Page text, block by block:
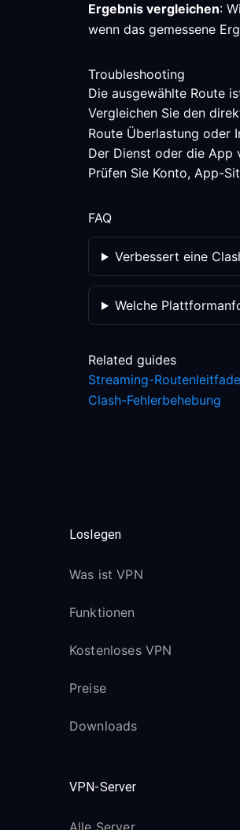
Ergebnis vergleichen:
wenn das gemessene
Troubleshooting
Die ausgewählte Route
Vergleichen Sie den
Route Überlastung oder
Der Dienst oder die App
Prüfen Sie Konto, App-
FAQ
Verbessert eine
Welche
Related guides
Streaming-
Clash-Fehlerbehebung
Loslegen
Was ist VPN
Funktionen
Kostenloses VPN
Preise
Downloads
VPN-Server
Alle Server